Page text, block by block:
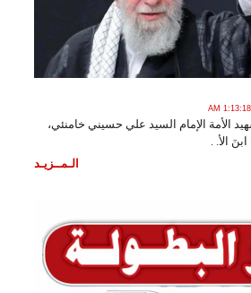
الأمة الإمام السيد علي حسيني خامنئي،
الأ. .
الـمــزيـد